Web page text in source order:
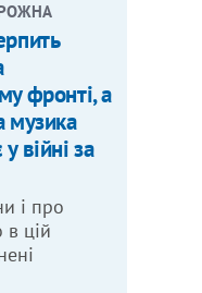
фронті, а
музика
війні за
і про
в цій